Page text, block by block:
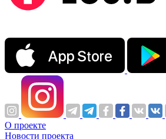
О проекте
Новости проекта